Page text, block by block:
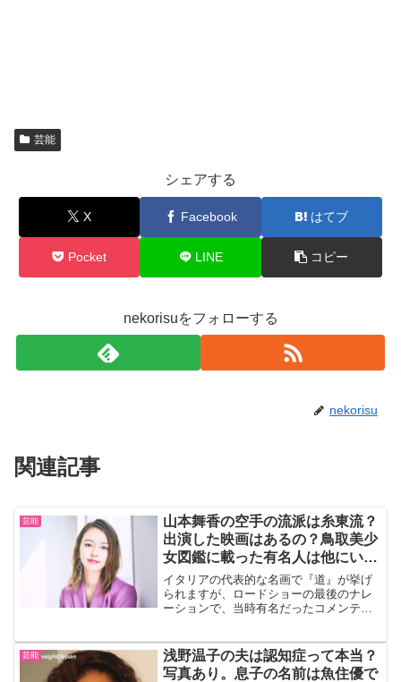
芸能
シェアする
X Facebook はてブ
Pocket LINE コピー
nekorisuをフォローする
nekorisu
関連記事
芸能
山本舞香の空手の流派は糸東流？
出演した映画はあるの？鳥取美少
女図鑑に載った有名人は他にいる
の？
イタリアの代表的な名画で『道』が挙げ
られますが、ロードショーの最後のナレ
ーションで、当時有名だったコメンテー
能がある」とのコメントでしたが、日本
人の女性にもアイドルになれ...
芸能
浅野温子の夫は認知症って本当？
写真あり。息子の名前は魚住優で